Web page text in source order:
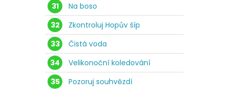
31
Na boso
32
Zkontroluj Hopův šíp
33
Čistá voda
34
Velikonoční koledování
35
Pozoruj souhvězdí